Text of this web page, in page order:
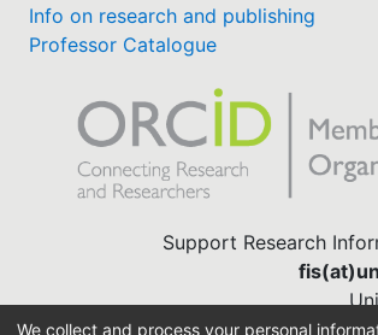
Info on research and publishing
Professor Catalogue
Support Research
We collect and process your personal